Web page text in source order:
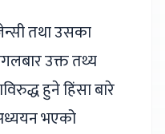
तथा उसका
उक्त तथ्य
हुने हिंसा बारे
भएको